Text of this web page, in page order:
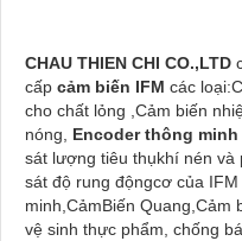
CHAU THIEN CHI CO.,LTD
cấp cảm biến IFM các loại:
cho chất lỏng ,Cảm biến
nóng, Encoder thông
sát lượng tiêu thụkhí nén và
sát độ rung độngcơ của
minh,CảmBiến Quang,Cảm
vệ sinh thực phẩm, chống